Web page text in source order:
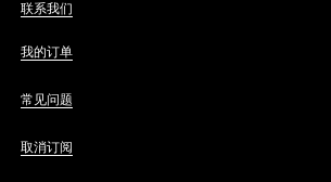
联系我们
我的订单
常见问题
取消订阅